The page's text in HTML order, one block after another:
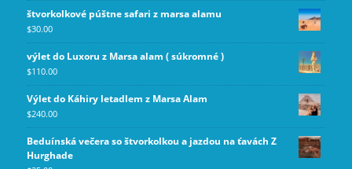
štvorkolkové púštne safari z marsa alamu
$30.00
výlet do Luxoru z Marsa alam ( súkromné )
$110.00
Výlet do Káhiry letadlem z Marsa Alam
$240.00
Beduínská večera so štvorkolkou a jazdou na ťavách Z
Hurghade